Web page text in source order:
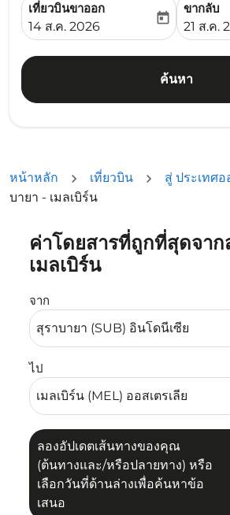
เที่ยวบินขาออก
fc-booking-departure-date-aria-
14 ส.ค. 2026
today
ขากลับ
fc-
21 ส.ค.
ค้นหา
หน้าหลัก เที่ยวบิน สู่ ประเทศอ
บายา - เมลเบิร์น
ค่าโดยสารที่ถูกที่สุดจาก
เมลเบิร์น
จาก
ไป
ลองอัปเดตเส้นทางของคุณ
(ต้นทางและ/หรือปลายทาง) หรือ
เลือกวันที่ด้านล่างเพื่อค้นหาข้อ
เสนอ
ลองอัปเดตเส้นทางของคุณ (ต้นทาง